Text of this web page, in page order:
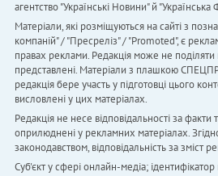
агентство "Українськi Новини" й
Матеріали, які розміщуються на сайті з
компаній" / "Пресреліз" / "Promoted", є
правах реклами. Редакція може не поділяти
представлені. Матеріали з плашкою
редакція бере участь у підготовці цього
висловлені у цих матеріалах.
Редакція не несе відповідальності за факти
оприлюднені у рекламних матеріалах.
законодавством, відповідальність за зміст
Cуб'єкт у сфері онлайн-медіа;